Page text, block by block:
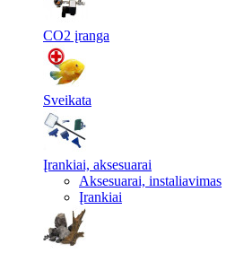
CO2 įranga
Sveikata
Įrankiai, aksesuarai
Aksesuarai, instaliavimas
Įrankiai